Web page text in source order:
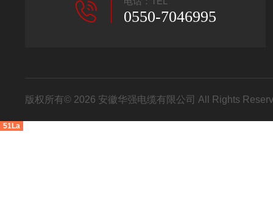
0550-7046995
版权所有© 2026 安徽华强电缆有限公司 All Rights
51La